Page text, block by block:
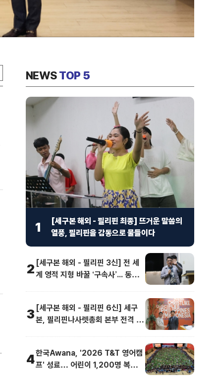
NEWSTOP 5
1
[세구본 해외 - 필리핀 최종] 뜨거운 말씀의
열풍, 필리핀을 감동으로 물들이다
2 [세구본 해외 - 필리핀 3신] 전 세
계 영적 지형 바꿀 ‘구속사’... 동남
3 [세구본 해외 - 필리핀 6신] 세구
본, 필리핀나사렛총회 본부 전격 방
4한국Awana, '2026 T&T 영어캠
프' 성료… 어린이 1,200명 복음과